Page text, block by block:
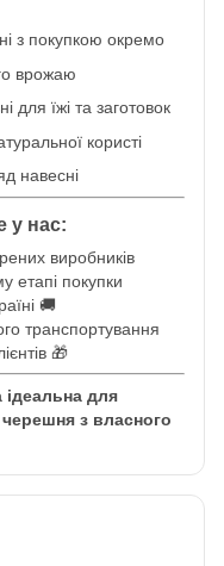
з покупкою окремо
врожаю
для їжі та заготовок
користі
навесні
у нас:
виробників
етапі покупки
🚚
транспортування
🎁
для
з власного